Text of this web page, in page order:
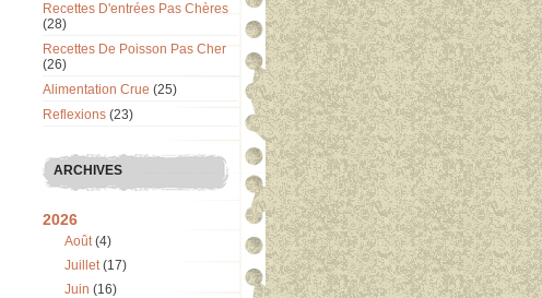
Recettes D'entrées Pas Chères
(28)
Recettes De Poisson Pas Cher
(26)
Alimentation Crue (25)
Reflexions (23)
ARCHIVES
2026
Août(4)
Juillet(17)
Juin (16)